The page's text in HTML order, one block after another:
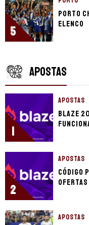
5
Porto
elenco
APOSTAS
1
APOSTAS
Blaze
2
APOSTAS
Código
ofertas
APOSTAS